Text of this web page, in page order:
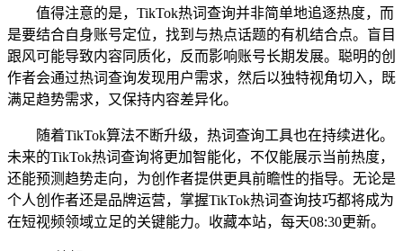
值得注意的是，TikTok热词查询并非简单地追逐热度，而
是要结合自身账号定位，找到与热点话题的有机结合点。盲目
跟风可能导致内容同质化，反而影响账号长期发展。聪明的创
作者会通过热词查询发现用户需求，然后以独特视角切入，既
满足趋势需求，又保持内容差异化。
随着TikTok算法不断升级，热词查询工具也在持续进化。
未来的TikTok热词查询将更加智能化，不仅能展示当前热度，
还能预测趋势走向，为创作者提供更具前瞻性的指导。无论是
个人创作者还是品牌运营，掌握TikTok热词查询技巧都将成为
在短视频领域立足的关键能力。收藏本站，每天08:30更新。